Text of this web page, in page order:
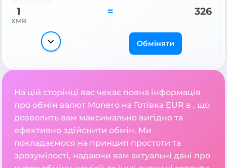
1
XMR
= 326
Обміняти
На цій сторінці вас чекає повна інформація
про обмін валют Monero на Готівка EUR в , що
дозволить вам максимально вигідно та
ефективно здійснити обмін. Ми
покладаємося на принцип простоти та
зрозумілості, надаючи вам актуальні дані про